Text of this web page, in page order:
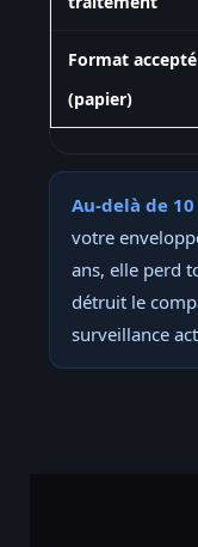
Format accepté
(papier)
Au-delà de 10
votre
ans, elle perd
détruit le
surveillance